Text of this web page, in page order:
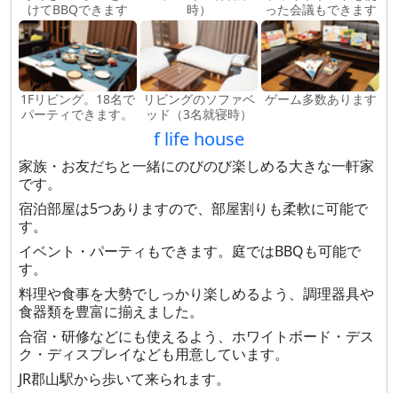
けてBBQできます
時）
った会議もできます
1Fリビング。18名で
パーティできます。
リビングのソファベ
ッド（3名就寝時）
ゲーム多数あります
f life house
家族・お友だちと一緒にのびのび楽しめる大きな一軒家
です。
宿泊部屋は5つありますので、部屋割りも柔軟に可能で
す。
イベント・パーティもできます。庭ではBBQも可能で
す。
料理や食事を大勢でしっかり楽しめるよう、調理器具や
食器類を豊富に揃えました。
合宿・研修などにも使えるよう、ホワイトボード・デス
ク・ディスプレイなども用意しています。
JR郡山駅から歩いて来られます。